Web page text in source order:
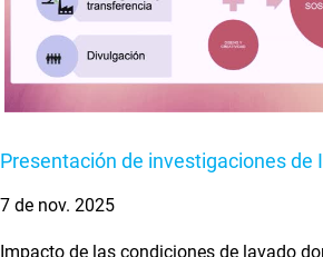
Presentación de investigaciones de
7 de nov. 2025
Impacto de las condiciones de lavado